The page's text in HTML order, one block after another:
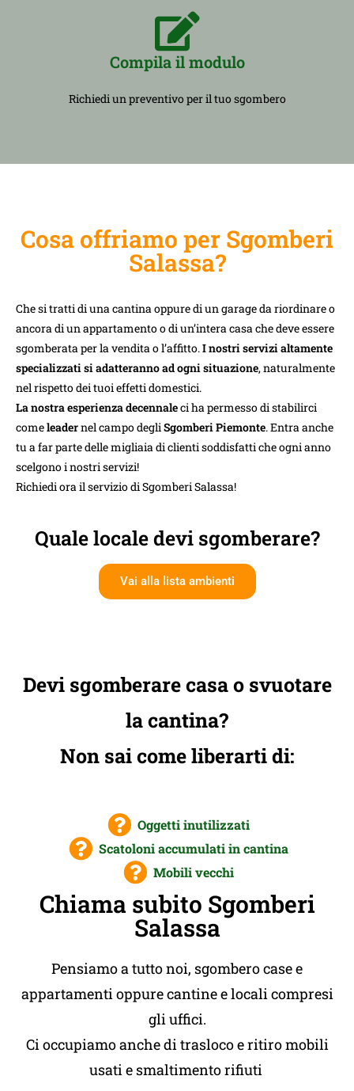
Compila il modulo
Richiedi un preventivo per il tuo sgombero
Cosa offriamo per Sgomberi
Salassa?
Che si tratti di una cantina oppure di un garage da riordinare o
ancora di un appartamento o di un’intera casa che deve essere
sgomberata per la vendita o l’affitto.I nostri servizi altamente
specializzati si adatteranno ad ogni situazione, naturalmente
nel rispetto dei tuoi effetti domestici.
La nostra esperienza decennaleci ha permesso di stabilirci
comeleadernel campo degliSgomberi Piemonte. Entra anche
tu a far parte delle migliaia di clienti soddisfatti che ogni anno
scelgono i nostri servizi!
Richiedi ora il servizio di Sgomberi Salassa!
Quale locale devi sgomberare?
Vai alla lista ambienti
Devi sgomberare casa o svuotare
la cantina?
Non sai come liberarti di:
Oggetti inutilizzati
Scatoloni accumulati in cantina
Mobili vecchi
Chiama subito Sgomberi
Salassa
Pensiamo a tutto noi, sgombero case e
appartamenti oppure cantine e locali compresi
gli uffici.
Ci occupiamo anche di trasloco e ritiro mobili
usati e smaltimento rifiuti